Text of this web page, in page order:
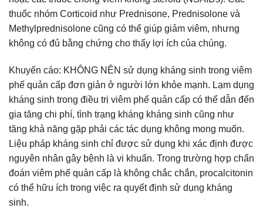
thuốc nhóm Corticoid như Prednisone, Prednisolone và
Methylprednisolone cũng có thể giúp giảm viêm, nhưng
không có đủ bằng chứng cho thấy lợi ích của chúng.
Khuyến cáo: KHÔNG NÊN sử dụng kháng sinh trong viêm
phế quản cấp đơn giản ở người lớn khỏe mạnh. Lạm dụng
kháng sinh trong điều trị viêm phế quản cấp có thể dẫn đến
gia tăng chi phí, tình trạng kháng kháng sinh cũng như
tăng khả năng gặp phải các tác dụng không mong muốn.
Liệu pháp kháng sinh chỉ được sử dụng khi xác định được
nguyên nhân gây bệnh là vi khuẩn. Trong trường hợp chẩn
đoán viêm phế quản cấp là không chắc chắn, procalcitonin
có thể hữu ích trong việc ra quyết định sử dụng kháng
sinh.